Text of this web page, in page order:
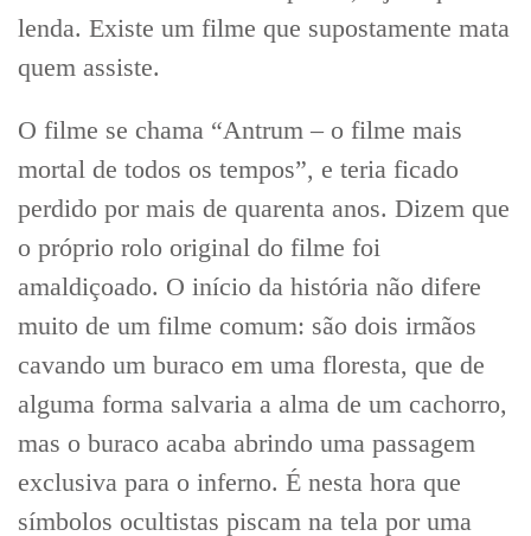
lenda. Existe um filme que supostamente mata
quem assiste.
O filme se chama “Antrum – o filme mais
mortal de todos os tempos”, e teria ficado
perdido por mais de quarenta anos. Dizem que
o próprio rolo original do filme foi
amaldiçoado. O início da história não difere
muito de um filme comum: são dois irmãos
cavando um buraco em uma floresta, que de
alguma forma salvaria a alma de um cachorro,
mas o buraco acaba abrindo uma passagem
exclusiva para o inferno. É nesta hora que
símbolos ocultistas piscam na tela por uma